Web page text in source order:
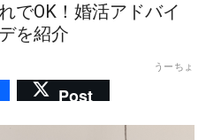
でOK！婚活アドバイ
を紹介
うーちょ
Post